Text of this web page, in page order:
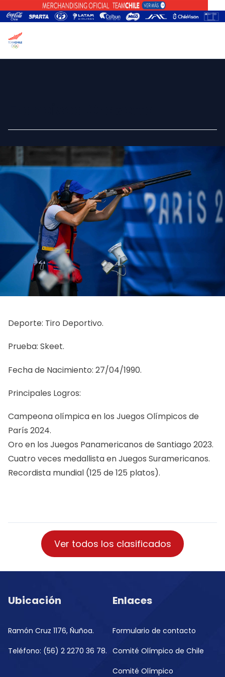
Deporte: Tiro Deportivo.
Prueba: Skeet.
Fecha de Nacimiento: 27/04/1990.
Principales Logros:
Campeona olímpica en los Juegos Olímpicos de
París 2024.
Oro en los Juegos Panamericanos de Santiago 2023.
Cuatro veces medallista en Juegos Suramericanos.
Recordista mundial (125 de 125 platos).
Ver todos los clasificados
Ubicación
Ramón Cruz 1176, Ñuñoa.
Teléfono: (56) 2 2270 36 78.
Enlaces
Formulario de contacto
Comité Olímpico de Chile
Comité Olímpico